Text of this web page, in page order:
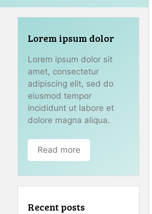
Lorem ipsum dolor
Lorem ipsum dolor sit
amet, consectetur
adipiscing elit, sed do
eiusmod tempor
incididunt ut labore et
dolore magna aliqua.
Read more
Recent posts